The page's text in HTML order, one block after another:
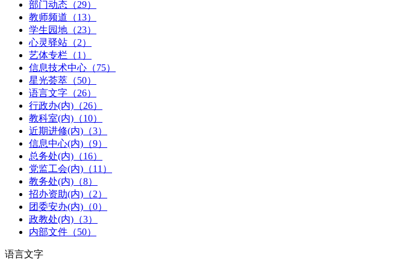
部门动态（29）
教师频道（13）
学生园地（23）
心灵驿站（2）
艺体专栏（1）
信息技术中心（75）
星光荟萃（50）
语言文字（26）
行政办(内)（26）
教科室(内)（10）
近期进修(内)（3）
信息中心(内)（9）
总务处(内)（16）
党监工会(内)（11）
教务处(内)（8）
招办资助(内)（2）
团委安办(内)（0）
政教处(内)（3）
内部文件（50）
语言文字